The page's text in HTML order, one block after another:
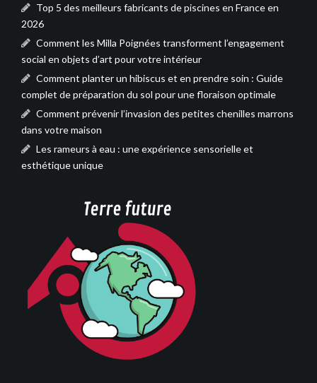
Top 5 des meilleurs fabricants de piscines en France en
2026
Comment les Milla Poignées transforment l’engagement
social en objets d’art pour votre intérieur
Comment planter un hibiscus et en prendre soin : Guide
complet de préparation du sol pour une floraison optimale
Comment prévenir l’invasion des petites chenilles marrons
dans votre maison
Les rameurs à eau : une expérience sensorielle et
esthétique unique